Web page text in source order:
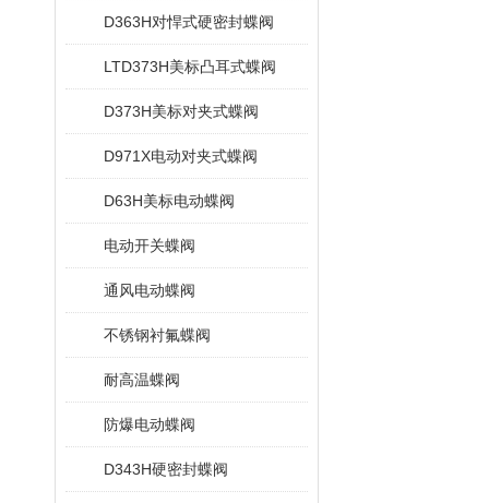
D363H对悍式硬密封蝶阀
LTD373H美标凸耳式蝶阀
D373H美标对夹式蝶阀
D971X电动对夹式蝶阀
D63H美标电动蝶阀
电动开关蝶阀
通风电动蝶阀
不锈钢衬氟蝶阀
耐高温蝶阀
防爆电动蝶阀
D343H硬密封蝶阀